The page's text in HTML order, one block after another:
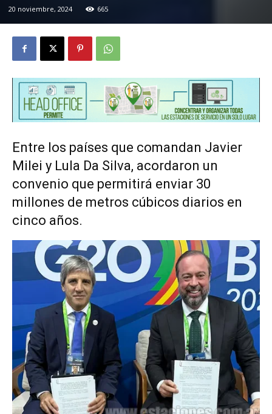
20 noviembre, 2024 665
Entre los países que comandan Javier
Milei y Lula Da Silva, acordaron un
convenio que permitirá enviar 30
millones de metros cúbicos diarios en
cinco años.